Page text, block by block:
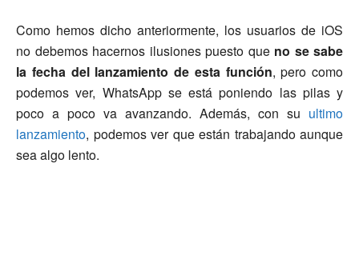
Como hemos dicho anteriormente, los usuarios de iOS
no debemos hacernos ilusiones puesto que no se sabe
la fecha del lanzamiento de esta función, pero como
podemos ver, WhatsApp se está poniendo las pilas y
poco a poco va avanzando. Además, con su ultimo
lanzamiento, podemos ver que están trabajando aunque
sea algo lento.